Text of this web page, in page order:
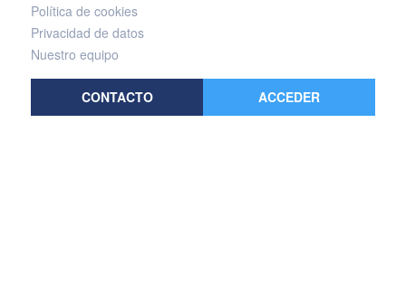
Política de cookies
Privacidad de datos
Nuestro equipo
CONTACTO ACCEDER